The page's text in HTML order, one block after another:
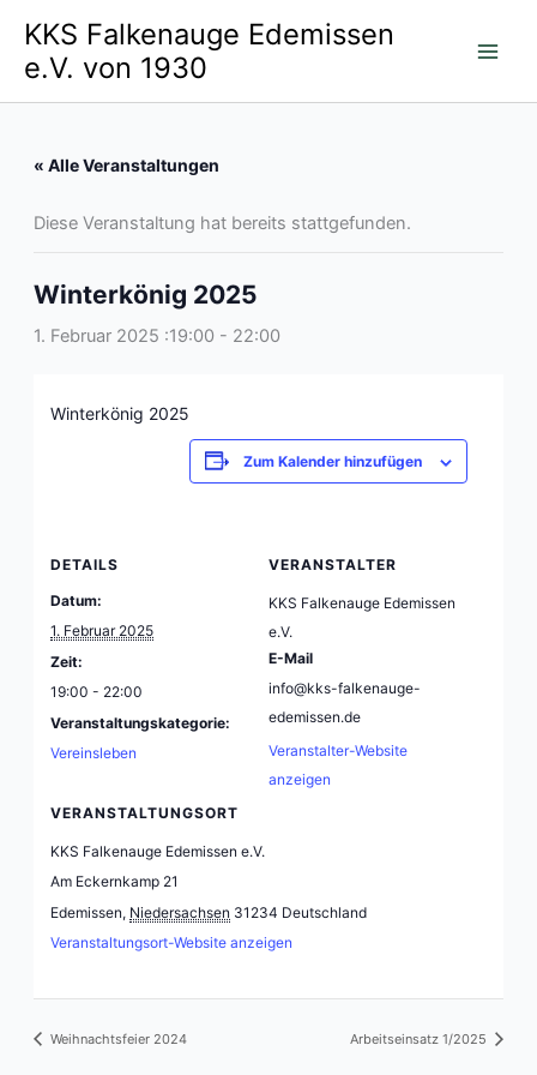
Inhalt
springen
KKS Falkenauge Edemissen
e.V. von 1930
« Alle Veranstaltungen
Diese Veranstaltung hat bereits stattgefunden.
Winterkönig 2025
1. Februar 2025 :19:00- 22:00
Winterkönig 2025
Zum Kalender hinzufügen
DETAILS
Datum:
1. Februar 2025
Zeit:
19:00 - 22:00
Veranstaltungskategorie:
Vereinsleben
VERANSTALTUNGSORT
KKS Falkenauge Edemissen e.V.
Am Eckernkamp 21
Edemissen, Niedersachsen 31234 Deutschland
Veranstaltungsort-Website anzeigen
VERANSTALTER
KKS Falkenauge Edemissen
e.V.
E-Mail
info@kks-falkenauge-
edemissen.de
Veranstalter-Website
anzeigen
Weihnachtsfeier 2024 Arbeitseinsatz 1/2025